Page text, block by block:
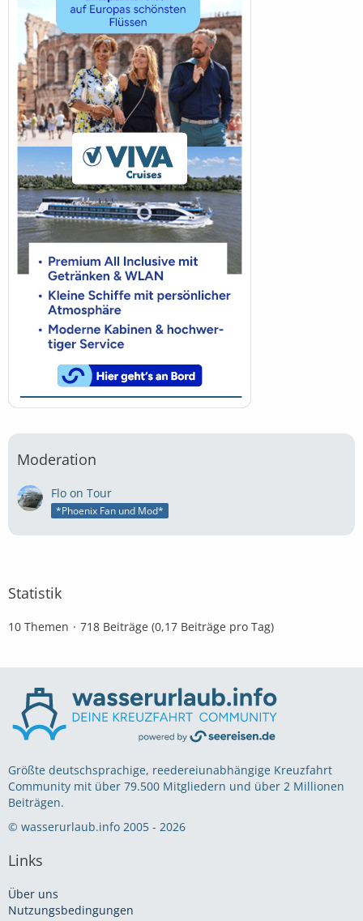
Moderation
Flo on Tour
*Phoenix Fan und Mod*
Statistik
10 Themen 718 Beiträge (0,17 Beiträge pro Tag)
Größte deutschsprachige, reedereiunabhängige Kreuzfahrt
Community mit über 79.500 Mitgliedern und über 2 Millionen
Beiträgen.
© wasserurlaub.info 2005 - 2026
Links
Über uns
Nutzungsbedingungen